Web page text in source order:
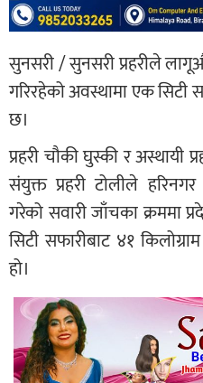
सुनसरी / सुनसरी प्रहरीले
गरिरहेको अवस्थामा एक सिटी
छ।
प्रहरी चौकी घुस्की र अस्थायी
संयुक्त प्रहरी टोलीले हरिनगर
गरेको सवारी जाँचका क्रममा
सिटी सफारीबाट ४१
हो।